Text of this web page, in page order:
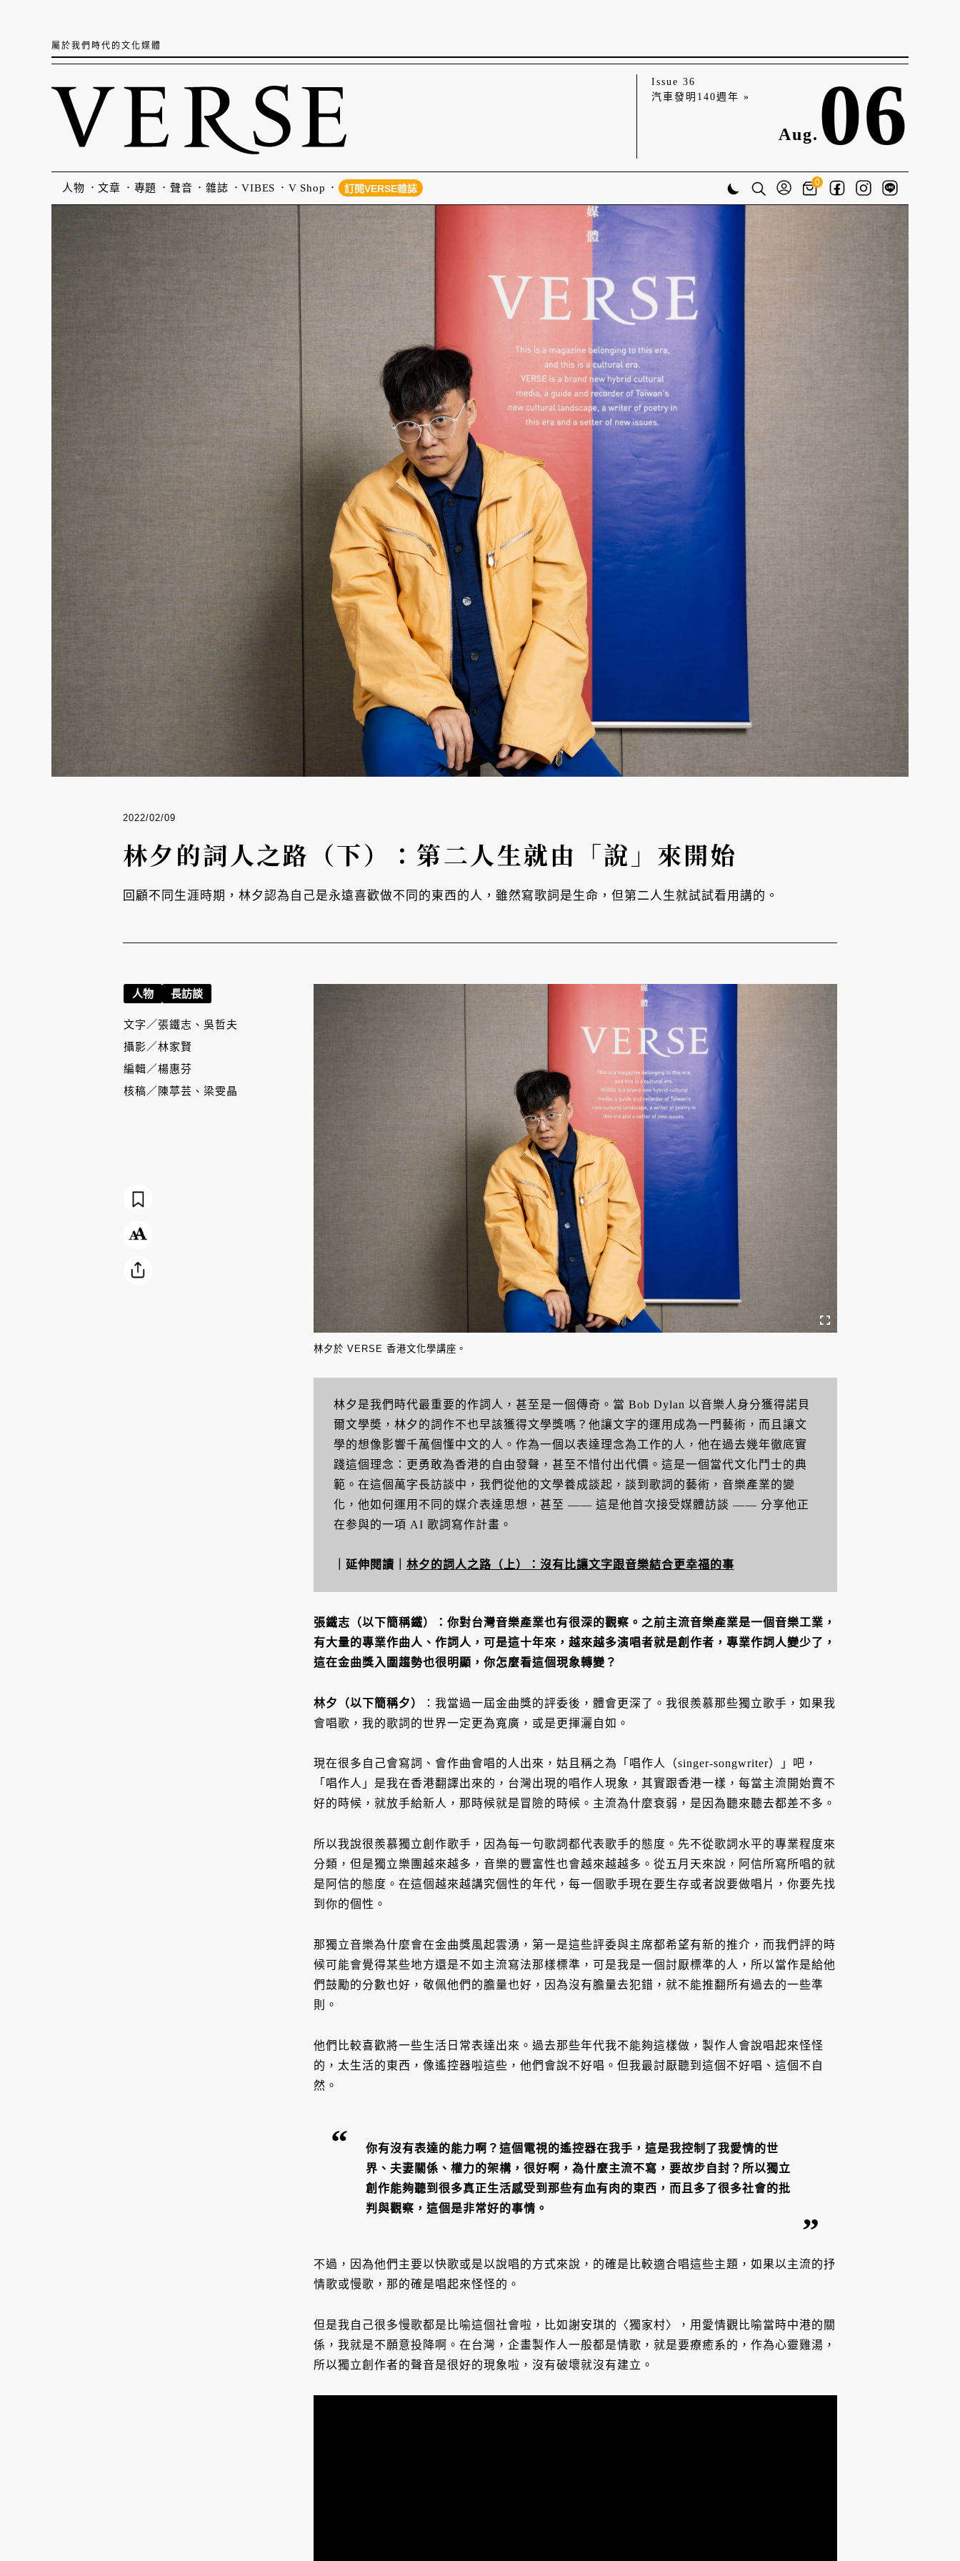
屬於我們時代的文化媒體
Issue 36
汽車發明140週年 »
Aug. 06
人物 文章 專題 聲音 雜誌 VIBES V Shop 訂閱VERSE雜誌
0
2022/02/09
林夕的詞人之路（下）：第二人生就由「說」來開始
回顧不同生涯時期，林夕認為自己是永遠喜歡做不同的東西的人，雖然寫歌詞是生命，但第二人生就試試看用講的。
林夕於 VERSE 香港文化學講座。
林夕是我們時代最重要的作詞人，甚至是一個傳奇。當 Bob Dylan 以音樂人身分獲得諾貝
爾文學奬，林夕的詞作不也早該獲得文學獎嗎？他讓文字的運用成為一門藝術，而且讓文
學的想像影響千萬個懂中文的人。作為一個以表達理念為工作的人，他在過去幾年徹底實
踐這個理念：更勇敢為香港的自由發聲，甚至不惜付出代價。這是一個當代文化鬥士的典
範。在這個萬字長訪談中，我們從他的文學養成談起，談到歌詞的藝術，音樂產業的變
化，他如何運用不同的媒介表達思想，甚至 —— 這是他首次接受媒體訪談 —— 分享他正
在参與的一項 AI 歌詞寫作計畫。
｜延伸閱讀｜ 林夕的詞人之路（上）：沒有比讓文字跟音樂結合更幸福的事
張鐵志（以下簡稱鐵）
：你對台灣音樂產業也有很深的觀察。之前主流音樂產業是一個音樂工業，
有大量的專業作曲人、作詞人，可是這十年來，越來越多演唱者就是創作者，專業作詞人變少了，
這在金曲獎入圍趨勢也很明顯，你怎麼看這個現象轉變？
林夕（以下簡稱夕）
：我當過一屆金曲獎的評委後，體會更深了。我很羨慕那些獨立歌手，如果我
會唱歌，我的歌詞的世界一定更為寬廣，或是更揮灑自如。
現在很多自己會寫詞、會作曲會唱的人出來，姑且稱之為「唱作人（singer-songwriter）」吧，
「唱作人」是我在香港翻譯出來的，台灣出現的唱作人現象，其實跟香港一樣，每當主流開始賣不
好的時候，就放手給新人，那時候就是冒險的時候。主流為什麼衰弱，是因為聽來聽去都差不多。
所以我說很羨慕獨立創作歌手，因為每一句歌詞都代表歌手的態度。先不從歌詞水平的專業程度來
分類，但是獨立樂團越來越多，音樂的豐富性也會越來越越多。從五月天來說，阿信所寫所唱的就
是阿信的態度。在這個越來越講究個性的年代，每一個歌手現在要生存或者說要做唱片，你要先找
到你的個性。
那獨立音樂為什麼會在金曲獎風起雲湧，第一是這些評委與主席都希望有新的推介，而我們評的時
候可能會覺得某些地方還是不如主流寫法那樣標準，可是我是一個討厭標準的人，所以當作是給他
們鼓勵的分數也好，敬佩他們的膽量也好，因為沒有膽量去犯錯，就不能推翻所有過去的一些準
則。
他們比較喜歡將一些生活日常表達出來。過去那些年代我不能夠這樣做，製作人會說唱起來怪怪
的，太生活的東西，像遙控器啦這些，他們會說不好唱。但我最討厭聽到這個不好唱、這個不自
然。
你有沒有表達的能力啊？這個電視的遙控器在我手，這是我控制了我愛情的世
界、夫妻關係、權力的架構，很好啊，為什麼主流不寫，要故步自封？所以獨立
創作能夠聽到很多真正生活感受到那些有血有肉的東西，而且多了很多社會的批
判與觀察，這個是非常好的事情。
不過，因為他們主要以快歌或是以說唱的方式來說，的確是比較適合唱這些主題，如果以主流的抒
情歌或慢歌，那的確是唱起來怪怪的。
但是我自己很多慢歌都是比喻這個社會啦，比如謝安琪的〈獨家村〉，用愛情觀比喻當時中港的關
係，我就是不願意投降啊。在台灣，企畫製作人一般都是情歌，就是要療癒系的，作為心靈雞湯，
所以獨立創作者的聲音是很好的現象啦，沒有破壞就沒有建立。
人物 長訪談
文字／ 張鐵志、吳哲夫
攝影／林家賢
編輯／楊惠芬
核稿／ 陳葶芸、梁雯晶